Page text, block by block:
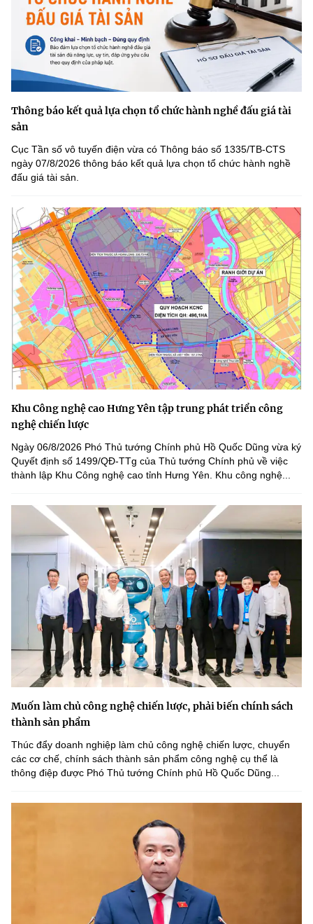
Thông báo kết quả lựa chọn tổ chức hành nghề đấu giá tài
sản
Cục Tần số vô tuyến điện vừa có Thông báo số 1335/TB-CTS
ngày 07/8/2026 thông báo kết quả lựa chọn tổ chức hành nghề
đấu giá tài sản.
Khu Công nghệ cao Hưng Yên tập trung phát triển công
nghệ chiến lược
Ngày 06/8/2026 Phó Thủ tướng Chính phủ Hồ Quốc Dũng vừa ký
Quyết định số 1499/QĐ-TTg của Thủ tướng Chính phủ về việc
thành lập Khu Công nghệ cao tỉnh Hưng Yên. Khu công nghệ...
Muốn làm chủ công nghệ chiến lược, phải biến chính sách
thành sản phẩm
Thúc đẩy doanh nghiệp làm chủ công nghệ chiến lược, chuyển
các cơ chế, chính sách thành sản phẩm công nghệ cụ thể là
thông điệp được Phó Thủ tướng Chính phủ Hồ Quốc Dũng...